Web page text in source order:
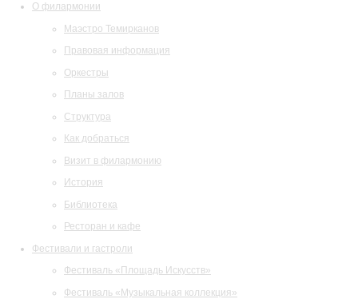
О филармонии
Маэстро Темирканов
Правовая информация
Оркестры
Планы залов
Структура
Как добраться
Визит в филармонию
История
Библиотека
Ресторан и кафе
Фестивали и гастроли
Фестиваль «Площадь Искусств»
Фестиваль «Музыкальная коллекция»